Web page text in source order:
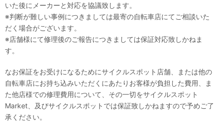
いた後にメーカーと対応を協議致します。
※判断が難しい事例につきましては最寄の自転車店にてご相談いた
だく場合がございます。
※店舗様にて修理後のご報告につきましては保証対応致しかねま
す。
なお保証をお受けになるためにサイクルスポット店舗、または他の
自転車店にお持ち込みいただくにあたりお客様が負担した費用、ま
た他店様での修理費用について、その一切をサイクルスポット
Market、及びサイクルスポットでは保証致しかねますので予めご了
承ください。